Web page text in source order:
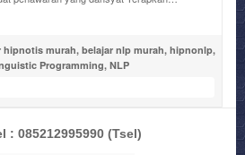
hipnotis murah, belajar nlp murah, hipnonlp,
Programming, NLP
: 085212995990(Tsel)